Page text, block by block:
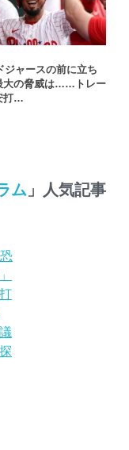
ジャースの前に立ち
大の脅威は……トレー
打…
ム 」人気記事